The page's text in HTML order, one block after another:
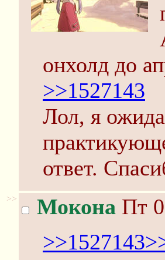
онхолд до
>>1527143
Лол, я
ответ.
>> Мокона Пт
>>1527143